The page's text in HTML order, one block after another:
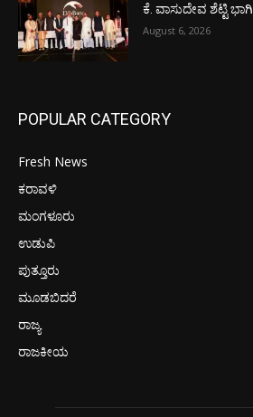
ಕೆ. ವಾಸುದೇವ ಶೆಟ್ಟಿ ಭಾಗಿ
August 6, 2026
POPULAR CATEGORY
Fresh News
ಕರಾವಳಿ
ಮಂಗಳೂರು
ಉಡುಪಿ
ಪುತ್ತೂರು
ಮೂಡಬಿದರೆ
ರಾಜ್ಯ
ರಾಜಕೀಯ